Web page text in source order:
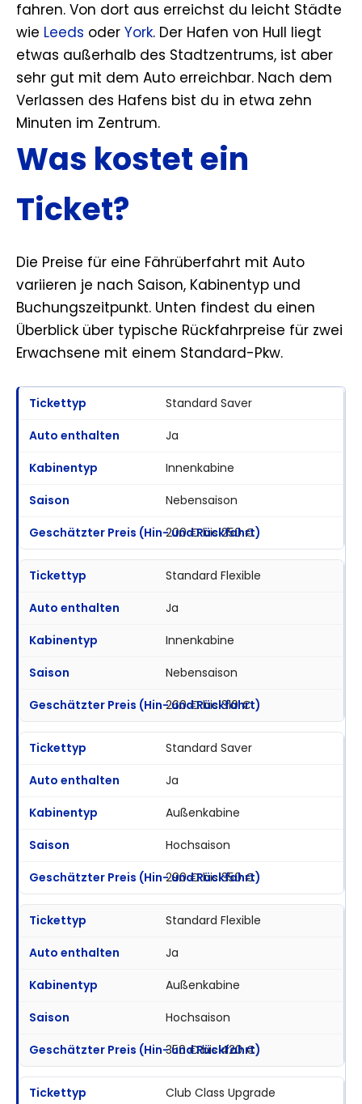
fahren. Von dort aus erreichst du leicht Städte
wie Leeds oder York. Der Hafen von Hull liegt
etwas außerhalb des Stadtzentrums, ist aber
sehr gut mit dem Auto erreichbar. Nach dem
Verlassen des Hafens bist du in etwa zehn
Minuten im Zentrum.
Was kostet ein
Ticket?
Die Preise für eine Fährüberfahrt mit Auto
variieren je nach Saison, Kabinentyp und
Buchungszeitpunkt. Unten findest du einen
Überblick über typische Rückfahrpreise für zwei
Erwachsene mit einem Standard-Pkw.
Standard Saver
Ja
Innenkabine
Nebensaison
200 € bis 250 €
Standard Flexible
Ja
Innenkabine
Nebensaison
260 € bis 310 €
Standard Saver
Ja
Außenkabine
Hochsaison
290 € bis 350 €
Standard Flexible
Ja
Außenkabine
Hochsaison
350 € bis 420 €
Club Class Upgrade